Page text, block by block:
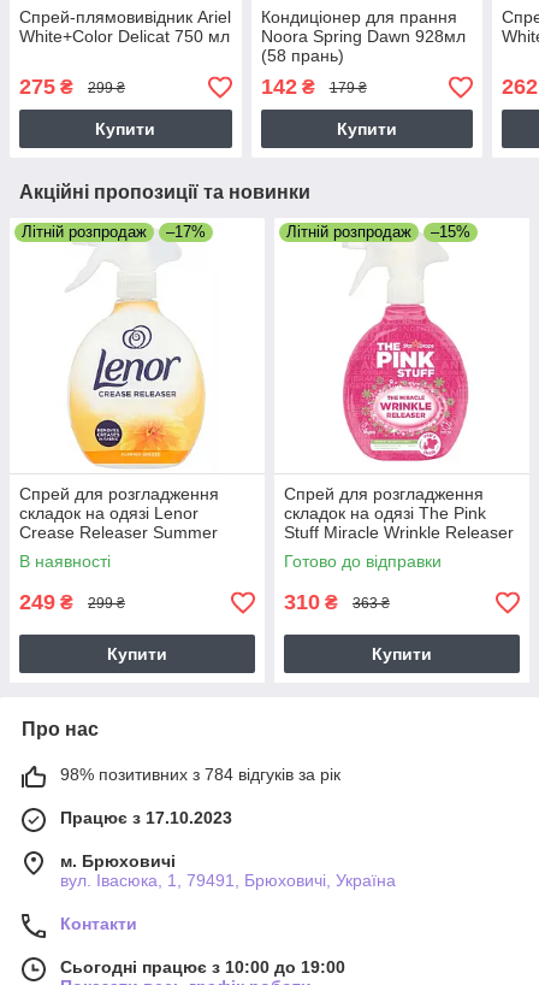
Спрей-плямовивідник Ariel
White+Color Delicat 750 мл
275 ₴ 299 ₴
Купити
Кондиціонер для прання
Noora Spring Dawn 928мл
(58 прань)
142₴ 179 ₴
Купити
262
Акційні пропозиції та новинки
Літній розпродаж –17%
Спрей для розгладження
складок на одязі Lenor
Crease Releaser Summer
Breeze 500мл
В наявності
249 ₴ 299 ₴
Купити
Літній розпродаж –15%
Спрей для розгладження
складок на одязі The Pink
Stuff Miracle Wrinkle Releaser
500 мл
Готово до відправки
310 ₴ 363 ₴
Купити
Про нас
98% позитивних з 784 відгуків за рік
Працює з 17.10.2023
м. Брюховичі
вул. Івасюка, 1, 79491, Брюховичі, Україна
Контакти
Сьогодні працює з 10:00 до 19:00